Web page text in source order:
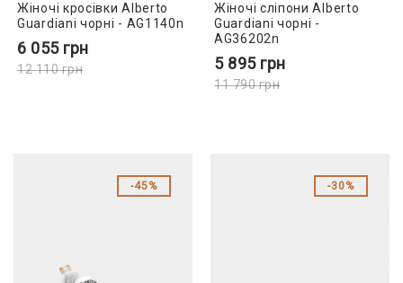
Жіночі кросівки Alberto
Guardiani чорні - AG1140n
6 055 грн
12 110грн
Жіночі сліпони Alberto
Guardiani чорні -
AG36202n
5 895 грн
11 790грн
45% 30%